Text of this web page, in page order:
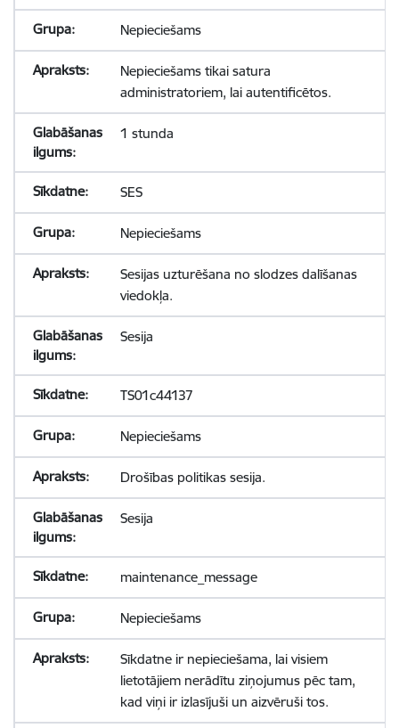
Nepieciešams
Nepieciešams tikai satura
administratoriem, lai autentificētos.
1 stunda
SES
Nepieciešams
Sesijas uzturēšana no slodzes dalīšanas
viedokļa.
Sesija
TS01c44137
Nepieciešams
Drošības politikas sesija.
Sesija
maintenance_message
Nepieciešams
Sīkdatne ir nepieciešama, lai visiem
lietotājiem nerādītu ziņojumus pēc tam,
kad viņi ir izlasījuši un aizvēruši tos.